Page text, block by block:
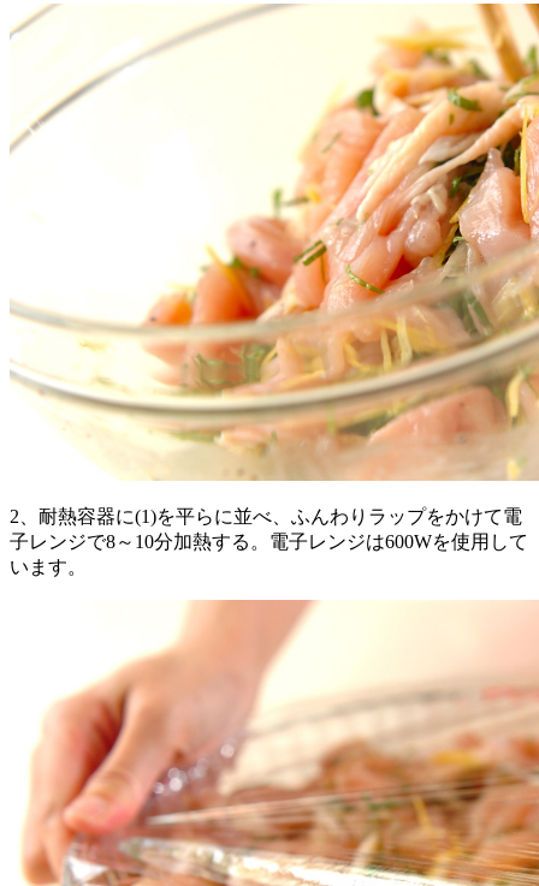
2、耐熱容器に(1)を平らに並べ、ふんわりラップをかけて電
子レンジで8～10分加熱する。電子レンジは600Wを使用して
います。